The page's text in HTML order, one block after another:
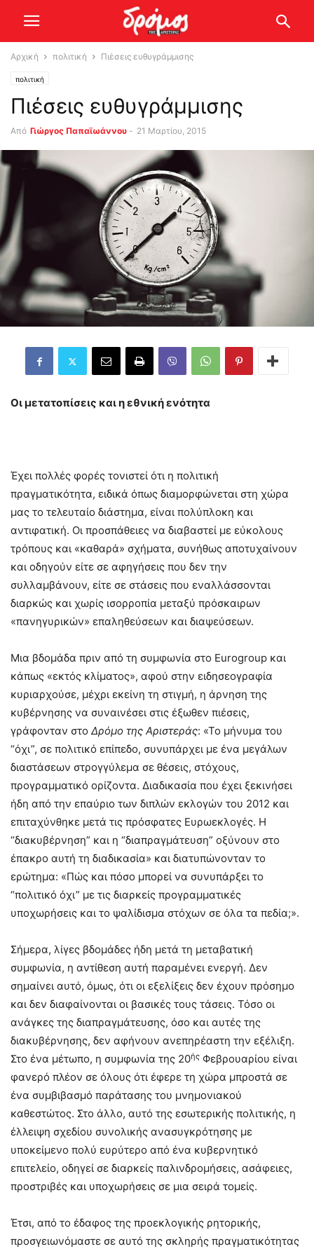
Αρχική πολιτική Πιέσεις ευθυγράμμισης
πολιτική
Πιέσεις ευθυγράμμισης
Από Γιώργος Παπαϊωάννου - 21 Μαρτίου, 2015
Οι μετατοπίσεις και η εθνική ενότητα
Έχει πολλές φορές τονιστεί ότι η πολιτική
πραγματικότητα, ειδικά όπως διαμορφώνεται στη χώρα
μας το τελευταίο διάστημα, είναι πολύπλοκη και
αντιφατική. Οι προσπάθειες να διαβαστεί με εύκολους
τρόπους και «καθαρά» σχήματα, συνήθως αποτυχαίνουν
και οδηγούν είτε σε αφηγήσεις που δεν την
συλλαμβάνουν, είτε σε στάσεις που εναλλάσσονται
διαρκώς και χωρίς ισορροπία μεταξύ πρόσκαιρων
«πανηγυρικών» επαληθεύσεων και διαψεύσεων.
Μια βδομάδα πριν από τη συμφωνία στο Eurogroup και
κάπως «εκτός κλίματος», αφού στην ειδησεογραφία
κυριαρχούσε, μέχρι εκείνη τη στιγμή, η άρνηση της
κυβέρνησης να συναινέσει στις έξωθεν πιέσεις,
γράφονταν στο Δρόμο της Αριστεράς: «Το μήνυμα του
“όχι”, σε πολιτικό επίπεδο, συνυπάρχει με ένα μεγάλων
διαστάσεων στρογγύλεμα σε θέσεις, στόχους,
προγραμματικό ορίζοντα. Διαδικασία που έχει ξεκινήσει
ήδη από την επαύριο των διπλών εκλογών του 2012 και
επιταχύνθηκε μετά τις πρόσφατες Ευρωεκλογές. Η
“διακυβέρνηση” και η “διαπραγμάτευση” οξύνουν στο
έπακρο αυτή τη διαδικασία» και διατυπώνονταν το
ερώτημα: «Πώς και πόσο μπορεί να συνυπάρξει το
“πολιτικό όχι” με τις διαρκείς προγραμματικές
υποχωρήσεις και το ψαλίδισμα στόχων σε όλα τα πεδία;».
Σήμερα, λίγες βδομάδες ήδη μετά τη μεταβατική
συμφωνία, η αντίθεση αυτή παραμένει ενεργή. Δεν
σημαίνει αυτό, όμως, ότι οι εξελίξεις δεν έχουν πρόσημο
και δεν διαφαίνονται οι βασικές τους τάσεις. Τόσο οι
ανάγκες της διαπραγμάτευσης, όσο και αυτές της
διακυβέρνησης, δεν αφήνουν ανεπηρέαστη την εξέλιξη.
Στο ένα μέτωπο, η συμφωνία της 20ής Φεβρουαρίου είναι
φανερό πλέον σε όλους ότι έφερε τη χώρα μπροστά σε
ένα συμβιβασμό παράτασης του μνημονιακού
καθεστώτος. Στο άλλο, αυτό της εσωτερικής πολιτικής, η
έλλειψη σχεδίου συνολικής ανασυγκρότησης με
υποκείμενο πολύ ευρύτερο από ένα κυβερνητικό
επιτελείο, οδηγεί σε διαρκείς παλινδρομήσεις, ασάφειες,
προστριβές και υποχωρήσεις σε μια σειρά τομείς.
Έτσι, από το έδαφος της προεκλογικής ρητορικής,
προσγειωνόμαστε σε αυτό της σκληρής πραγματικότητας